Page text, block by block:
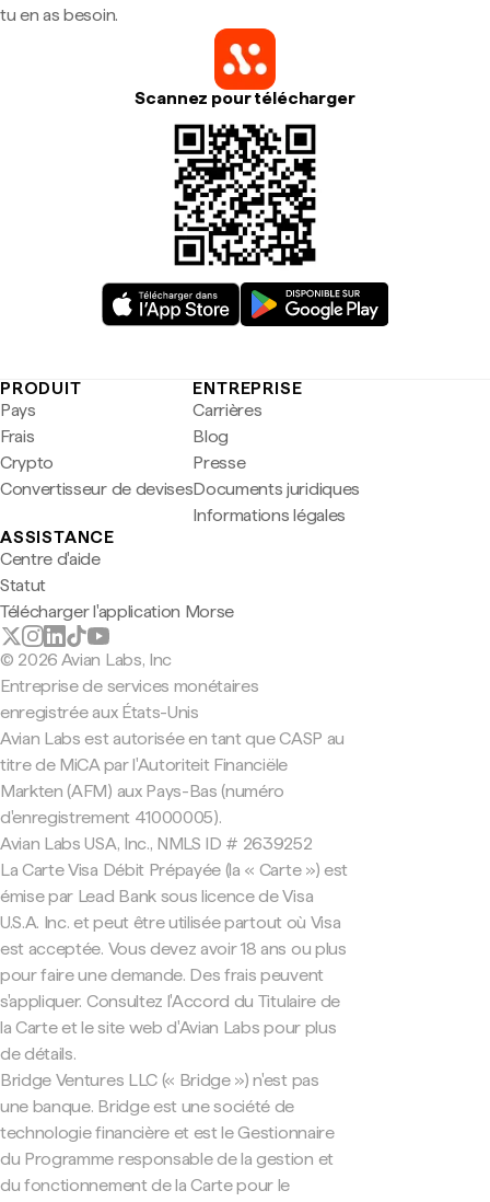
tu en as besoin.
Scannez pour télécharger
PRODUIT
Pays
Frais
Crypto
Convertisseur de devises
ENTREPRISE
Carrières
Blog
Presse
Documents juridiques
Informations légales
ASSISTANCE
Centre d'aide
Statut
Télécharger l'application Morse
© 2026 Avian Labs, Inc
Entreprise de services monétaires
enregistrée aux États-Unis
Avian Labs est autorisée en tant que CASP au
titre de MiCA par l'Autoriteit Financiële
Markten (AFM) aux Pays-Bas (numéro
d'enregistrement 41000005).
Avian Labs USA, Inc., NMLS ID # 2639252
La Carte Visa Débit Prépayée (la « Carte ») est
émise par Lead Bank sous licence de Visa
U.S.A. Inc. et peut être utilisée partout où Visa
est acceptée. Vous devez avoir 18 ans ou plus
pour faire une demande. Des frais peuvent
s'appliquer. Consultez l'Accord du Titulaire de
la Carte et le site web d'Avian Labs pour plus
de détails.
Bridge Ventures LLC (« Bridge ») n'est pas
une banque. Bridge est une société de
technologie financière et est le Gestionnaire
du Programme responsable de la gestion et
du fonctionnement de la Carte pour le